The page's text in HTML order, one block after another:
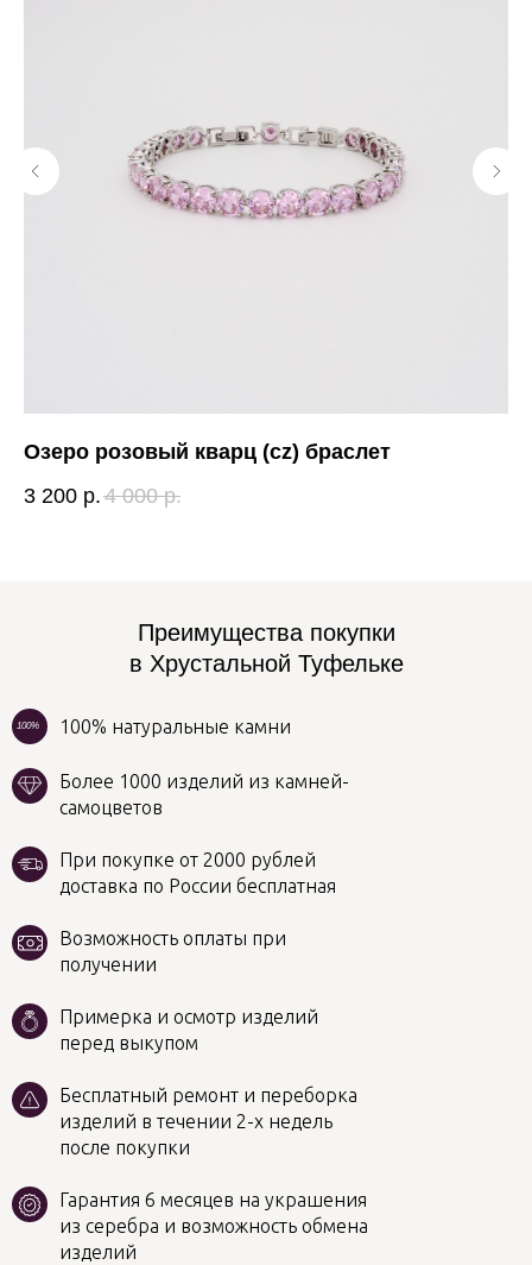
Озеро розовый кварц (cz) браслет
3 200 р. 4 000 р.
100% натуральные камни
100%
Преимущества покупки
в Хрустальной Туфельке
Бесплатный ремонт и переборка
изделий в течении 2-х недель
после покупки
Примерка и осмотр изделий
перед выкупом
Более 1000 изделий из камней-
самоцветов
Гарантия 6 месяцев на украшения
из серебра и возможность обмена
изделий
Возможность оплаты при
получении
При покупке от 2000 рублей
доставка по России бесплатная